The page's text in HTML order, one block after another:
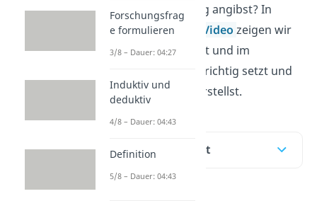
und wie du sie richtig angibst? In
diesem Beitrag und
Video zeigen wir
dir, wie du sie im Text und im
Literaturverzeichnis richtig setzt und
wie du sie in Word erstellst.
Inhaltsübersicht
Forschungsfrag
e formulieren
3/8 – Dauer: 04:27
Induktiv und
deduktiv
4/8 – Dauer: 04:43
Definition
5/8 – Dauer: 04:43